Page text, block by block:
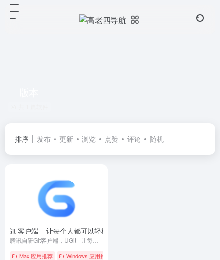
排序 发布 更新 浏览 点赞 评论 随机
Git 客户端 – 让每个人都可以轻松使用 Git
Mac 应用推荐 Windows 应用推荐